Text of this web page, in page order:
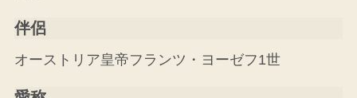
伴侶
オーストリア皇帝フランツ・ヨーゼフ1世